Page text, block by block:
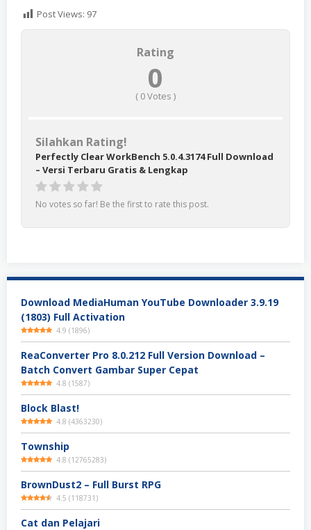
Post Views: 97
Rating
0
( 0Votes )
Silahkan Rating!
Perfectly Clear WorkBench 5.0.4.3174 Full Download
– Versi Terbaru Gratis & Lengkap
No votes so far! Be the first to rate this post.
Download MediaHuman YouTube Downloader 3.9.19
(1803) Full Activation
4.9 (1896)
ReaConverter Pro 8.0.212 Full Version Download –
Batch Convert Gambar Super Cepat
4.8 (1587)
Block Blast!
4.8 (4363230)
Township
4.8 (12765283)
BrownDust2 – Full Burst RPG
4.5 (118731 )
Cat dan Pelajari